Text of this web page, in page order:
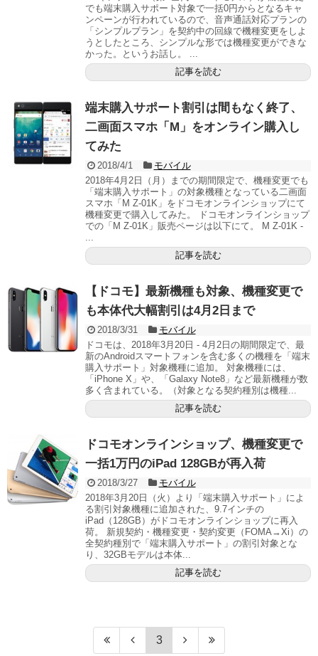
でも端末購入サポート対象で一括0円からとなるキャ
ンペーンが行われているので、音声通話対応プランの
「シンプルプラン」を契約中の回線で機種変更をしよ
うとしたところ、シンプルな形では機種変更ができな
かった。というお話し。 ...
記事を読む
端末購入サポート割引は間もなく終了、
二画面スマホ「M」をオンライン購入し
てみた
2018/4/1
モバイル
2018年4月2日（月）までの期間限定で、機種変更でも
「端末購入サポート」の対象機種となっている二画面
スマホ「M Z-01K」をドコモオンラインショップにて
機種変更で購入してみた。 ドコモオンラインショップ
での「M Z-01K」販売ページは以下にて。 M Z-01K -
記事を読む
【ドコモ】最新機種も対象、機種変更で
も本体代大幅割引は4月2日まで
2018/3/31
モバイル
ドコモは、2018年3月20日 - 4月2日の期間限定で、最
新のAndroidスマートフォンを含む多くの機種を「端末
購入サポート」対象機種に追加。 対象機種には、
「iPhone X」や、「Galaxy Note8」など最新機種が数
多く含まれている。（対象となる契約種別は機種...
記事を読む
ドコモオンラインショップ、機種変更で
一括1万円のiPad 128GBが再入荷
2018/3/27
モバイル
2018年3月20日（火）より「端末購入サポート」によ
る割引対象機種に追加された、9.7インチの
iPad（128GB）がドコモオンラインショップに再入
荷。 新規契約・機種変更・契約変更（FOMA→Xi）の
全契約種別で「端末購入サポート」の割引対象とな
り、32GBモデルは本体...
記事を読む
3